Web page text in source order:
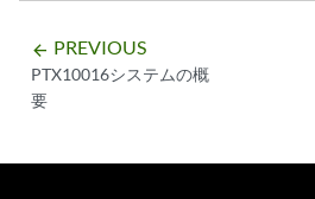
arrow_backward PREVIOUS
PTX10016システムの概
要